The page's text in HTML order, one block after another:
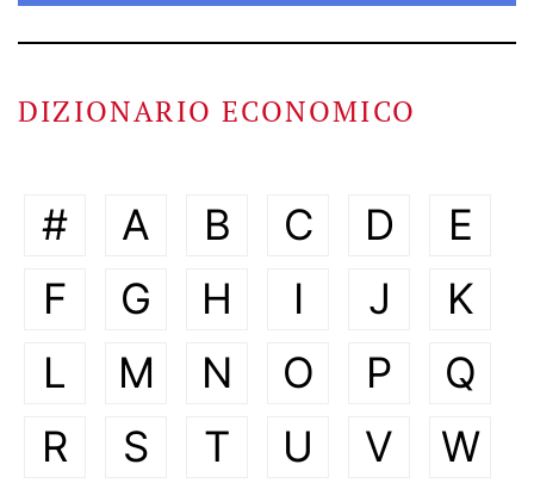
DIZIONARIO ECONOMICO
# A B C D
E
F
G H I J
K
L
M N O P
Q
R
S T U V W